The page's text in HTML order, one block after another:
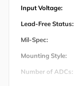
Input Voltage:
Lead-Free Status:
Mil-Spec:
Mounting Style:
Number of ADCs: